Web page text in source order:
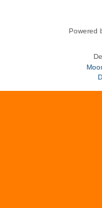
Powered